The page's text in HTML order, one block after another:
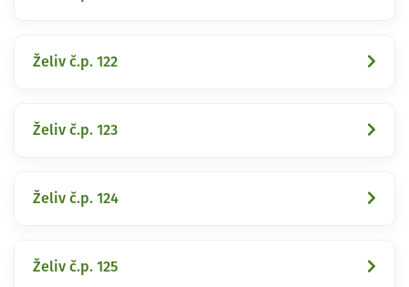
Želiv č.p. 122
Želiv č.p. 123
Želiv č.p. 124
Želiv č.p. 125